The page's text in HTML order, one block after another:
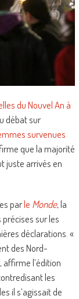
du Nouvel An à
débat sur
survenues
que la majorité
juste arrivés en
parle Monde, la
sur les
déclarations. «
des Nord-
affirme l’édition
les
il s’agissait de